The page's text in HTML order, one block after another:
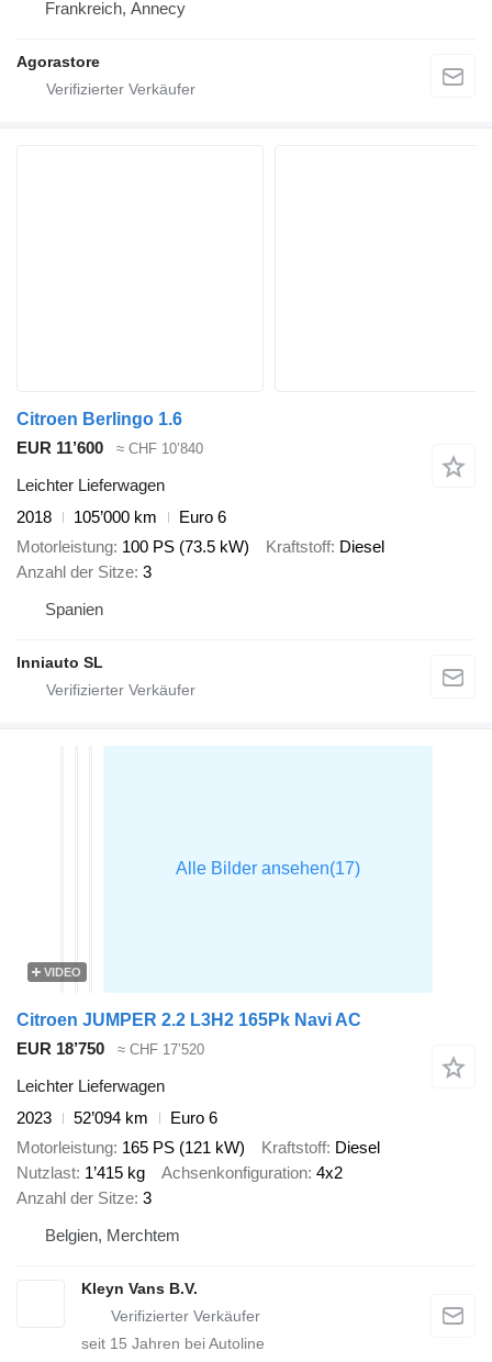
Frankreich, Annecy
Agorastore
Citroen Berlingo 1.6
EUR 11’600
≈ CHF 10’840
Leichter Lieferwagen
2018
105’000 km
Euro 6
Motorleistung 100 PS (73.5 kW) Kraftstoff Diesel
Anzahl der Sitze 3
Spanien
Inniauto SL
VIDEO
Citroen JUMPER 2.2 L3H2 165Pk Navi AC
EUR 18’750
≈ CHF 17’520
Leichter Lieferwagen
2023
52’094 km
Euro 6
Motorleistung 165 PS (121 kW) Kraftstoff Diesel
Nutzlast 1’415 kg Achsenkonfiguration 4x2
Anzahl der Sitze 3
Belgien, Merchtem
Kleyn Vans B.V.
seit 15 Jahren bei Autoline